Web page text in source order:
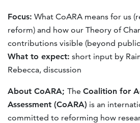
Focus: What CoARA means for us
reform) and how our Theory of
contributions visible (beyond
What to expect: short input by
Rebecca, discussion
About CoARA; The Coalition for
Assessment (CoARA) is an
committed to reforming how